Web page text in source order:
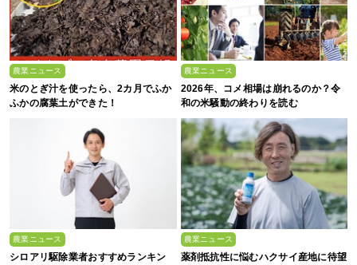
農業ニュース
米のとぎ汁を使ったら、2カ月でふか
ふかの腐葉土ができた！
農業ニュース
2026年、コメ相場は崩れるのか？令
和の米騒動の終わりを読む
農業ニュース
シロアリ駆除業者おすすめランキン
農業ニュース
薬剤抵抗性に悩むハクサイ産地に待望